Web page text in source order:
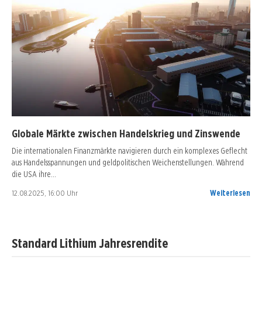
Globale Märkte zwischen Handelskrieg und Zinswende
Die internationalen Finanzmärkte navigieren durch ein komplexes Geflecht
aus Handelsspannungen und geldpolitischen Weichenstellungen. Während
die USA ihre…
12.08.2025, 16:00 Uhr Weiterlesen
Standard Lithium Jahresrendite